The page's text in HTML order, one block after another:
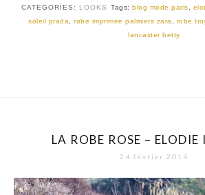
CATEGORIES: LOOKS Tags:blog mode paris,
soleil prada,robe imprimee palmiers zara, robe
lancaster betty
LA ROBE ROSE – ELODIE
24 février 2014